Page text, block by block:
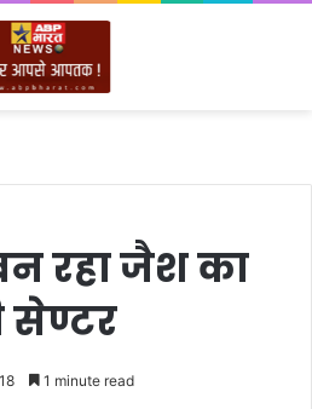
रहा जैश का
1 minute read